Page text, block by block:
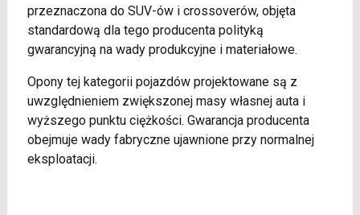
przeznaczona do SUV-ów i crossoverów, objęta
standardową dla tego producenta polityką
gwarancyjną na wady produkcyjne i materiałowe.
Opony tej kategorii pojazdów projektowane są z
uwzględnieniem zwiększonej masy własnej auta i
wyższego punktu ciężkości. Gwarancja producenta
obejmuje wady fabryczne ujawnione przy normalnej
eksploatacji.